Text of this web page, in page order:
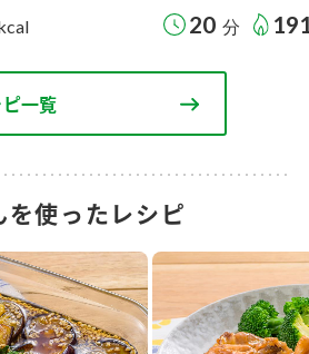
20 分
一覧
を使ったレシピ